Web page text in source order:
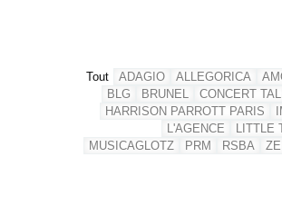
ADAGIO ALLEGORICA
BLG
BRUNEL CONCERT
HARRISON PARROTT PARIS
L'AGENCE
LITTLE
MUSICAGLOTZ
PRM RSBA
Tout